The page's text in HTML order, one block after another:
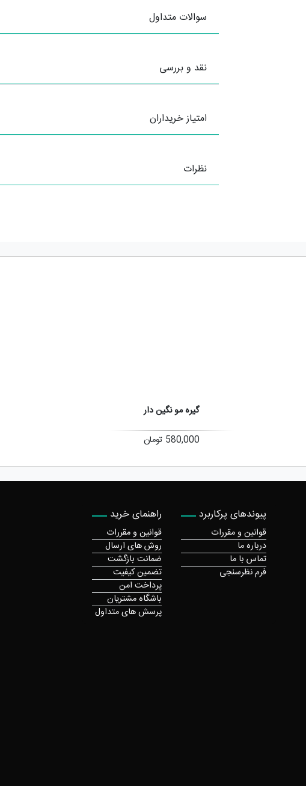
سوالات متداول
نقد و بررسی
امتیاز خریداران
نظرات
گیره مو نگین دار
580,000 تومان
پیوندهای پرکاربرد
قوانین و مقررات
درباره ما
تماس با ما
فرم نظرسنجی
راهنمای خرید
قوانین و مقررات
روش های ارسال
ضمانت بازگشت
تضمین کیفیت
پرداخت امن
باشگاه مشتریان
پرسش های متداول